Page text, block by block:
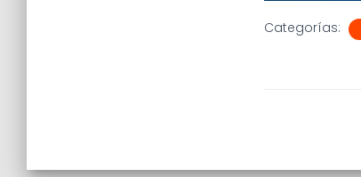
Categorías: